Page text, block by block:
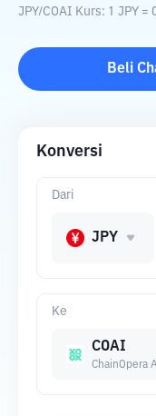
JPY/COAI Kurs: 1 JPY =
Beli
Konversi
Ke
COAI
ChainOpera
Dari
JPY